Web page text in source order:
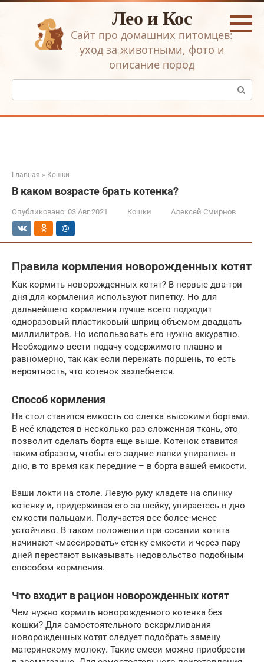
Перейти
Лео и Кос
Сайт про домашних питомцев:
уход за животными, фото и
описание пород
Поиск:
Главная » Кошки
В каком возрасте брать котенка?
Опубликовано: 03 Авг 2021 Кошки Алексей Смирнов
Правила кормления новорожденных котят
Как кормить новорожденных котят? В первые два-три
дня для кормления используют пипетку. Но для
дальнейшего кормления лучше всего подходит
одноразовый пластиковый шприц объемом двадцать
миллилитров. Но использовать его нужно аккуратно.
Необходимо вести подачу содержимого плавно и
равномерно, так как если пережать поршень, то есть
вероятность, что котенок захлебнется.
Способ кормления
На стол ставится емкость со слегка высокими бортами.
В неё кладется в несколько раз сложенная ткань, это
позволит сделать борта еще выше. Котенок ставится
таким образом, чтобы его задние лапки упирались в
дно, в то время как передние – в борта вашей емкости.
Ваши локти на столе. Левую руку кладете на спинку
котенку и, придерживая его за шейку, упираетесь в дно
емкости пальцами. Получается все более-менее
устойчиво. В таком положении при сосании котята
начинают «массировать» стенку емкости и через пару
дней перестают выказывать недовольство подобным
способом кормления.
Что входит в рацион новорожденных котят
Чем нужно кормить новорожденного котенка без
кошки? Для самостоятельного вскармливания
новорожденных котят следует подобрать замену
материнскому молоку. Такие смеси можно приобрести